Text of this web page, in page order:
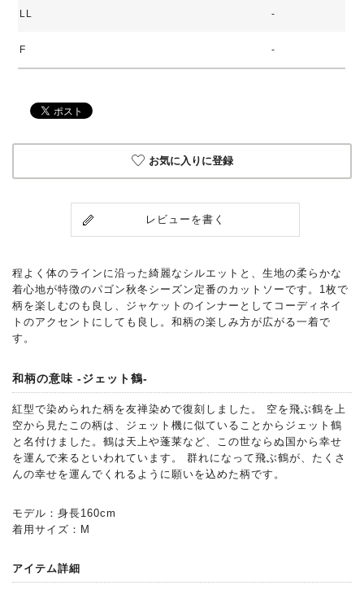
LL -
F -
お気に入りに登録
レビューを書く
程よく体のラインに沿った綺麗なシルエットと、生地の柔らかな
着心地が特徴のパゴン秋冬シーズン定番のカットソーです。1枚で
柄を楽しむのも良し、ジャケットのインナーとしてコーディネイ
トのアクセントにしても良し。和柄の楽しみ方が広がる一着で
す。
和柄の意味 -ジェット鶴-
紅型で染められた柄を友禅染めで復刻しました。 空を飛ぶ鶴を上
空から見たこの柄は、ジェット機に似ていることからジェット鶴
と名付けました。鶴は天上や蓬莱など、この世ならぬ国から幸せ
を運んで来るといわれています。 群れになって飛ぶ鶴が、たくさ
んの幸せを運んでくれるように願いを込めた柄です。
モデル：身長160cm
着用サイズ：M
アイテム詳細